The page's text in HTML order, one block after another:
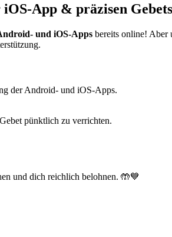
App & präzisen
und iOS-Apps bereits online! Aber
der Android- und iOS-Apps.
pünktlich zu verrichten.
und dich reichlich belohnen. 🤲💙